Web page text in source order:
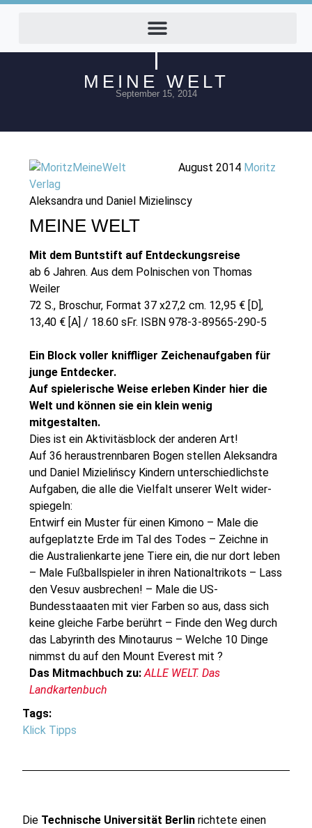
MEINE WELT
September 15, 2014
August 2014 Moritz
Verlag
Aleksandra und Daniel Mizielinscy
MEINE WELT
Mit dem Buntstift auf Entdeckungsreise
ab 6 Jahren. Aus dem Polnischen von Thomas
Weiler
72 S., Broschur, Format 37 x27,2 cm. 12,95 € [D],
13,40 € [A] / 18.60 sFr. ISBN 978-3-89565-290-5
Ein Block voller kniffliger Zeichenaufgaben für
junge Entdecker.
Auf spielerische Weise erleben Kinder hier die
Welt und können sie ein klein wenig
mitgestalten.
Dies ist ein Aktivitäsblock der anderen Art!
Auf 36 heraustrennbaren Bogen stellen Aleksandra
und Daniel Mizielińscy Kindern unterschiedlichste
Aufgaben, die alle die Vielfalt unserer Welt wider-
spiegeln:
Entwirf ein Muster für einen Kimono – Male die
aufgeplatzte Erde im Tal des Todes – Zeichne in
die Australienkarte jene Tiere ein, die nur dort leben
– Male Fußballspieler in ihren Nationaltrikots – Lass
den Vesuv ausbrechen! – Male die US-
Bundesstaaaten mit vier Farben so aus, dass sich
keine gleiche Farbe berührt – Finde den Weg durch
das Labyrinth des Minotaurus – Welche 10 Dinge
nimmst du auf den Mount Everest mit ?
Das Mitmachbuch zu:ALLE WELT. Das
Landkartenbuch
Tags:
Klick Tipps
Die Technische Universität Berlin richtete einen